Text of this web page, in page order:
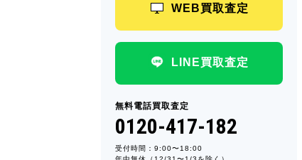
WEB買取査定
LINE買取査定
無料電話買取査定
0120-417-182
受付時間：9:00〜18:00